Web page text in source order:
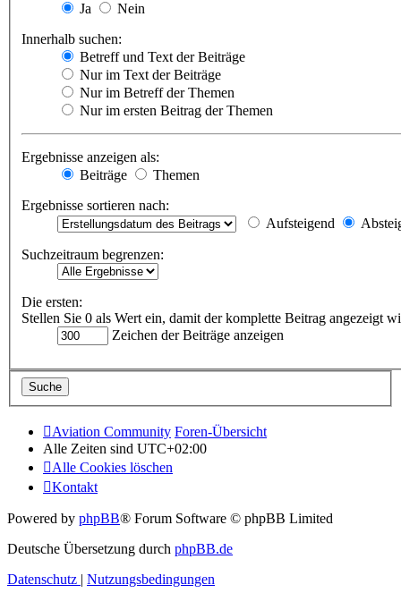
Ja
Nein
Innerhalb suchen:
Betreff und Text der Beiträge
Nur im Text der Beiträge
Nur im Betreff der Themen
Nur im ersten Beitrag der Themen
Ergebnisse anzeigen als:
Beiträge
Themen
Ergebnisse sortieren nach:
Aufsteigend
Suchzeitraum begrenzen:
Die ersten:
Stellen Sie 0 als Wert ein, damit der komplette Beitrag angezeigt
Zeichen der Beiträge anzeigen
Aviation Community Foren-Übersicht
Alle Zeiten sind UTC+02:00
Alle Cookies löschen
Kontakt
Powered by phpBB® Forum Software © phpBB Limited
Deutsche Übersetzung durch phpBB.de
Datenschutz | Nutzungsbedingungen